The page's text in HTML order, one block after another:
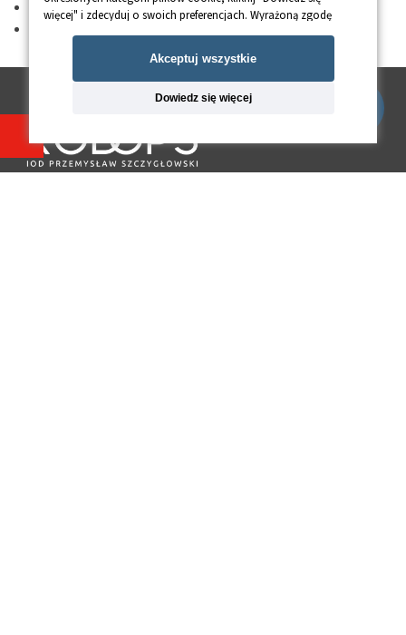
RODO Katowice
RODO Radom
więcej" i zdecyduj o swoich preferencjach. Wyrażoną zgodę
można wycofać w każdym momencie poprzez zmianę
preferencji plików cookie. Możliwość edycji zgód cookie
znajdziesz w stopce strony pod przyciskiem "Edytuj zgody
cookie".
Więcej informacji o korzystaniu z plików cookie uzyskasz w
polityce cookies. Informacje o przetwarzaniu Twoich danych
Dowiedz się więcej
Akceptuj wszystkie